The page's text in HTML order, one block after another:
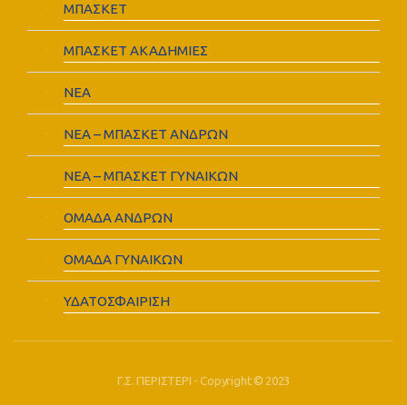
ΜΠΑΣΚΕΤ
ΜΠΑΣΚΕΤ ΑΚΑΔΗΜΙΕΣ
ΝΕΑ
ΝΕΑ – ΜΠΑΣΚΕΤ ΑΝΔΡΩΝ
ΝΕΑ – ΜΠΑΣΚΕΤ ΓΥΝΑΙΚΩΝ
ΟΜΑΔΑ ΑΝΔΡΩΝ
ΟΜΑΔΑ ΓΥΝΑΙΚΩΝ
ΥΔΑΤΟΣΦΑΙΡΙΣΗ
Γ.Σ. ΠΕΡΙΣΤΕΡΙ - Copyright © 2023